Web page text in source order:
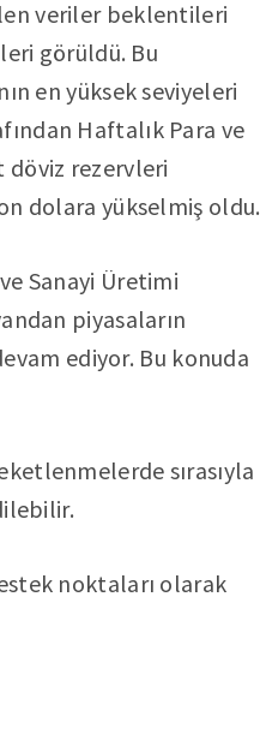
veriler beklentileri
görüldü. Bu
en yüksek seviyeleri
Haftalık Para ve
döviz rezervleri
dolara yükselmiş oldu.
Sanayi Üretimi
piyasaların
ediyor. Bu konuda
sırasıyla
noktaları olarak